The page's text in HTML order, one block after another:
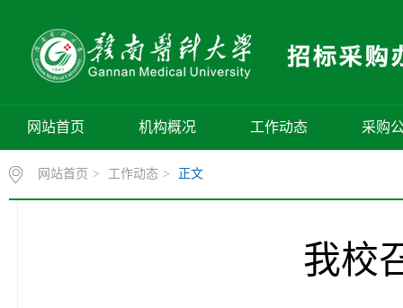
网站首页 机构概况 工作动态 采购
网站首页 > 工作动态 > 正文
我校